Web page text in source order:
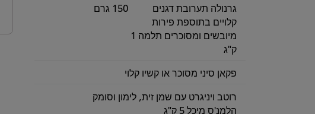
גרנולה תערובת דגנים
קלויים בתוספת פירות
מיובשים ומסוכרים תלמה 1
ק"ג
150 גרם
פקאן סיני מסוכר או קשיו קלוי
רוטב ויניגרט עם שמן זית, לימון וסומק
הלמנ'ס מיכל 5 ק"ג